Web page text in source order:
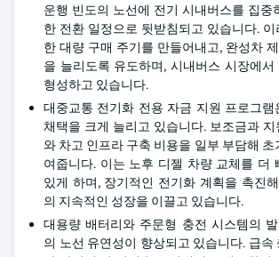
운행 빈도의 노선에 전기 시내버스를 집중
한 전환 일정으로 뒷받침되고 있습니다.
한 대량 구매 주기를 만들어내고, 완성차
을 늘리도록 유도하며, 시내버스 시장에서
형성하고 있습니다.
대중교통 전기화 전용 자금 지원 프로그램
채택을 크게 늘리고 있습니다. 보조금과
와 차고 인프라 구축 비용을 일부 부담해 초
여줍니다. 이는 노후 디젤 차량 교체를 더
있게 하며, 장기적인 전기화 계획을 촉진
의 지속적인 성장을 이끌고 있습니다.
대용량 배터리와 주문형 충전 시스템의
의 노선 유연성이 향상되고 있습니다. 급속